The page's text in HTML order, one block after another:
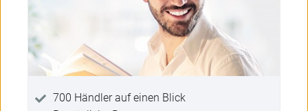
700 Händler auf einen Blick